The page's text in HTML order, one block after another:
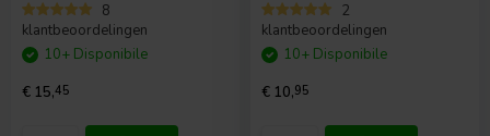
8
klantbeoordelingen
10+ Disponibile
€ 15,45
2
klantbeoordelingen
10+ Disponibile
€ 10,95